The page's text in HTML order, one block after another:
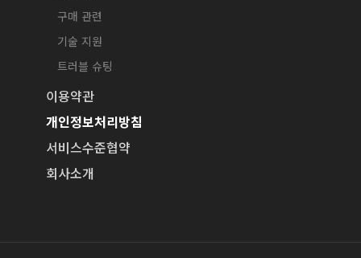
구매 관련
기술 지원
트러블 슈팅
이용약관
개인정보처리방침
서비스수준협약
회사소개